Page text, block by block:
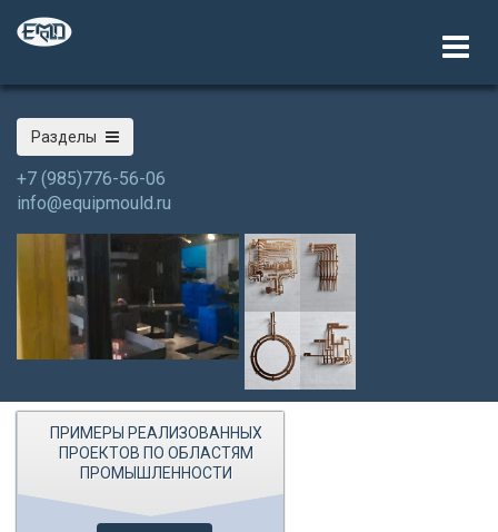
Разделы
+7 (985)776-56-06
info@equipmould.ru
ПРИМЕРЫ РЕАЛИЗОВАННЫХ
ПРОЕКТОВ ПО ОБЛАСТЯМ
ПРОМЫШЛЕННОСТИ